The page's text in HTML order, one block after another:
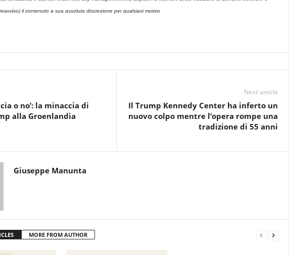
il contenuto a sua assoluta discrezione per qualsiasi motivo
o no’: la minaccia di
alla Groenlandia
Next article
Il Trump Kennedy Center ha inferto un
nuovo colpo mentre l’opera rompe una
tradizione di 55 anni
Giuseppe Manunta
MORE FROM AUTHOR